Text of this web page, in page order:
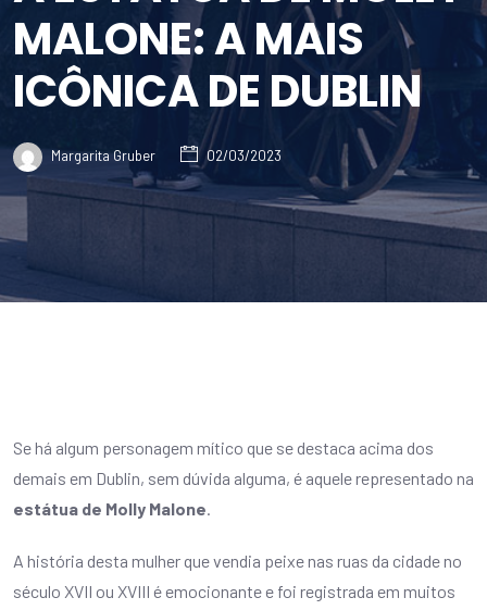
MALONE: A MAIS
ICÔNICA DE DUBLIN
Margarita Gruber 02/03/2023
Se há algum personagem mítico que se destaca acima dos
demais em Dublin, sem dúvida alguma, é aquele representado na
estátua de Molly Malone.
A história desta mulher que vendia peixe nas ruas da cidade no
século XVII ou XVIII é emocionante e foi registrada em muitos